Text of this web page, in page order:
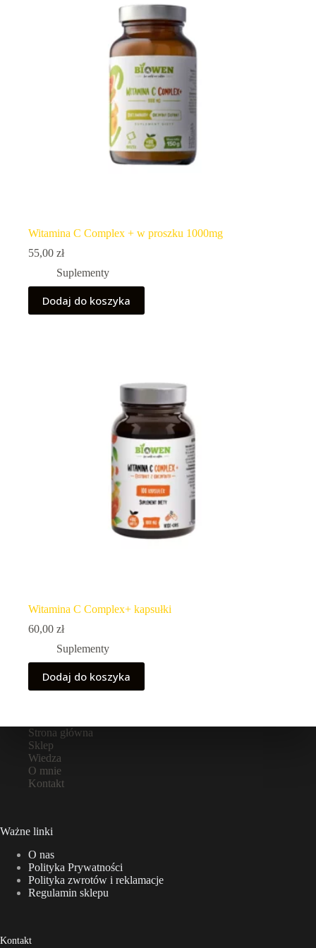
Witamina C Complex + w proszku 1000mg
55,00 zł
Suplementy
Dodaj do koszyka
Witamina C Complex+ kapsułki
60,00 zł
Suplementy
Dodaj do koszyka
Strona główna
Sklep
Wiedza
O mnie
Kontakt
Ważne linki
O nas
Polityka Prywatności
Polityka zwrotów i reklamacje
Regulamin sklepu
Kontakt